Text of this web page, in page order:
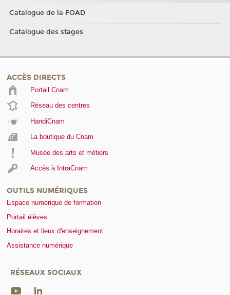
Catalogue de la FOAD
Catalogue des stages
ACCÈS DIRECTS
Portail Cnam
Réseau des centres
HandiCnam
La boutique du Cnam
Musée des arts et métiers
Accès à IntraCnam
OUTILS NUMÉRIQUES
Espace numérique de formation
Portail élèves
Horaires et lieux d'enseignement
Assistance numérique
RÉSEAUX SOCIAUX